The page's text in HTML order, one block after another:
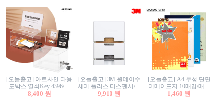
[오늘출고] 아트사인 다용
도박스 열쇠Key 4396/투
표함/건의함/모금함/응모
8,400 원
[오늘출고] 3M 원데이수
세미 플러스 디스펜서/소
프트수세미5매+강력수세
9,910 원
[오늘출고] A4 두성 단면
머메이드지 10매입/매직
터치/색지/색상지/색복사
1,460 원